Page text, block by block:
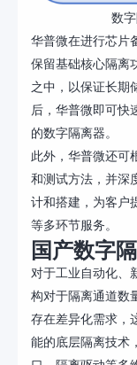
数
华普微在进行芯片
保留基础核心隔离
之中，以保证长期
后，华普微即可快
的数字隔离器。
此外，华普微还可
和测试方法，并深
计和搭建，为客户
等多环节服务。
国产数字
对于工业自动化、
构对于隔离通道数
存在差异化需求，
能的底层隔离技术